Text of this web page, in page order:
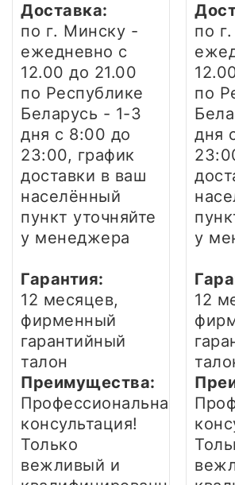
Доставка:
по г. Минску -
ежедневно с
12.00 до 21.00
по Республике
Беларусь - 1-3
дня с 8:00 до
23:00, график
доставки в ваш
населённый
пункт уточняйте
у менеджера
Гарантия:
12 месяцев,
фирменный
гарантийный
талон
Преимущества:
Профессиональная
консультация!
Только
вежливый и
по
по
дня
у
12